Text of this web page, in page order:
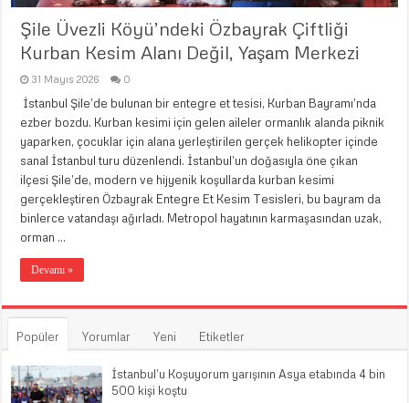
Şile Üvezli Köyü’ndeki Özbayrak Çiftliği
Kurban Kesim Alanı Değil, Yaşam Merkezi
31 Mayıs 2026 0
İstanbul Şile’de bulunan bir entegre et tesisi, Kurban Bayramı’nda
ezber bozdu. Kurban kesimi için gelen aileler ormanlık alanda piknik
yaparken, çocuklar için alana yerleştirilen gerçek helikopter içinde
sanal İstanbul turu düzenlendi. İstanbul’un doğasıyla öne çıkan
ilçesi Şile’de, modern ve hijyenik koşullarda kurban kesimi
gerçekleştiren Özbayrak Entegre Et Kesim Tesisleri, bu bayram da
binlerce vatandaşı ağırladı. Metropol hayatının karmaşasından uzak,
orman …
Devamı »
Popüler Yorumlar Yeni Etiketler
İstanbul’u Koşuyorum yarışının Asya etabında 4 bin
500 kişi koştu